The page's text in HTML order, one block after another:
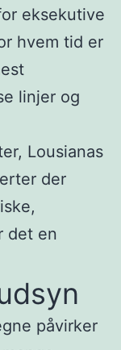
eksekutive
hvem tid er
linjer og
Lousianas
der
det en
påvirker